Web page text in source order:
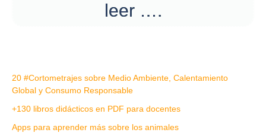
leer ….
20 #Cortometrajes sobre Medio Ambiente, Calentamiento
Global y Consumo Responsable
+130 libros didácticos en PDF para docentes
Apps para aprender más sobre los animales